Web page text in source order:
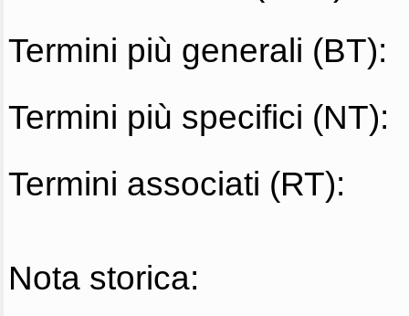
Termini più generali (BT):
Termini più specifici (NT):
Termini associati (RT):
Nota storica: